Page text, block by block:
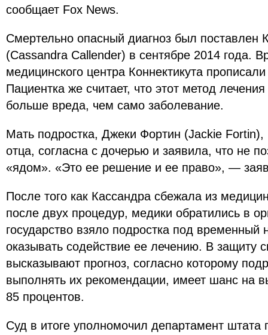
сообщает Fox News.
Смертельно опасный диагноз был поставлен
(Cassandra Callender) в сентябре 2014 года.
медицинского центра Коннектикута
Пациентка же считает, что этот метод
больше вреда, чем само заболевание.
Мать подростка, Джеки Фортин (Jackie
отца, согласна с дочерью и заявила, что не
«ядом». «Это ее решение и ее право», —
После того как Кассандра сбежала из
после двух процедур, медики обратились в
государство взяло подростка под временный
оказывать содействие ее лечению. В защиту
высказывают прогноз, согласно которому
выполнять их рекомендации, имеет шанс на
85 процентов.
Суд в итоге уполномочил департамент